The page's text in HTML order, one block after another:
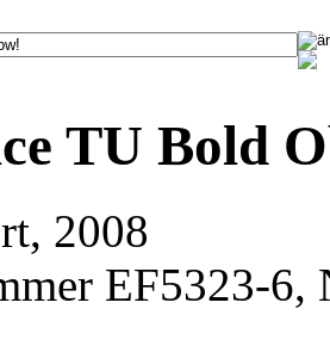
TU Bold
2008
EF5323-6,